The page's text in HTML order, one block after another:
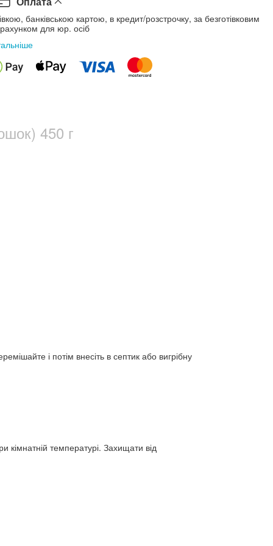
банківською картою, в кредит/розстрочку, за безготівковим
для юр. осіб
450 г
і потім внесіть в септик або вигрібну
кімнатній температурі. Захищати від